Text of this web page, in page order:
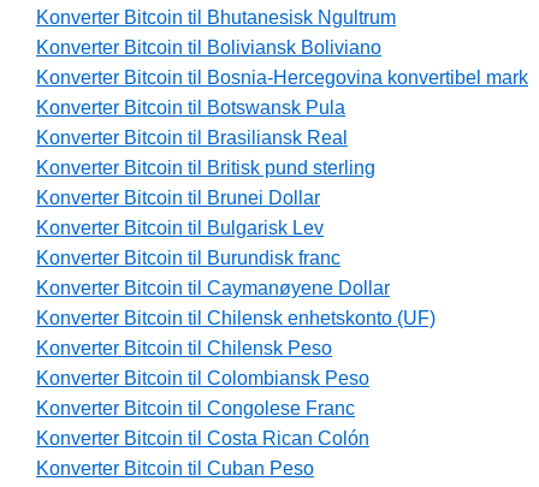
Konverter Bitcoin til Bhutanesisk Ngultrum
Konverter Bitcoin til Boliviansk Boliviano
Konverter Bitcoin til Bosnia-Hercegovina konvertibel mark
Konverter Bitcoin til Botswansk Pula
Konverter Bitcoin til Brasiliansk Real
Konverter Bitcoin til Britisk pund sterling
Konverter Bitcoin til Brunei Dollar
Konverter Bitcoin til Bulgarisk Lev
Konverter Bitcoin til Burundisk franc
Konverter Bitcoin til Caymanøyene Dollar
Konverter Bitcoin til Chilensk enhetskonto (UF)
Konverter Bitcoin til Chilensk Peso
Konverter Bitcoin til Colombiansk Peso
Konverter Bitcoin til Congolese Franc
Konverter Bitcoin til Costa Rican Colón
Konverter Bitcoin til Cuban Peso